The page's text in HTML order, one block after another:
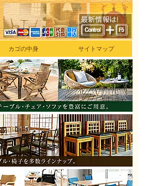
カゴの中身 サイトマップ